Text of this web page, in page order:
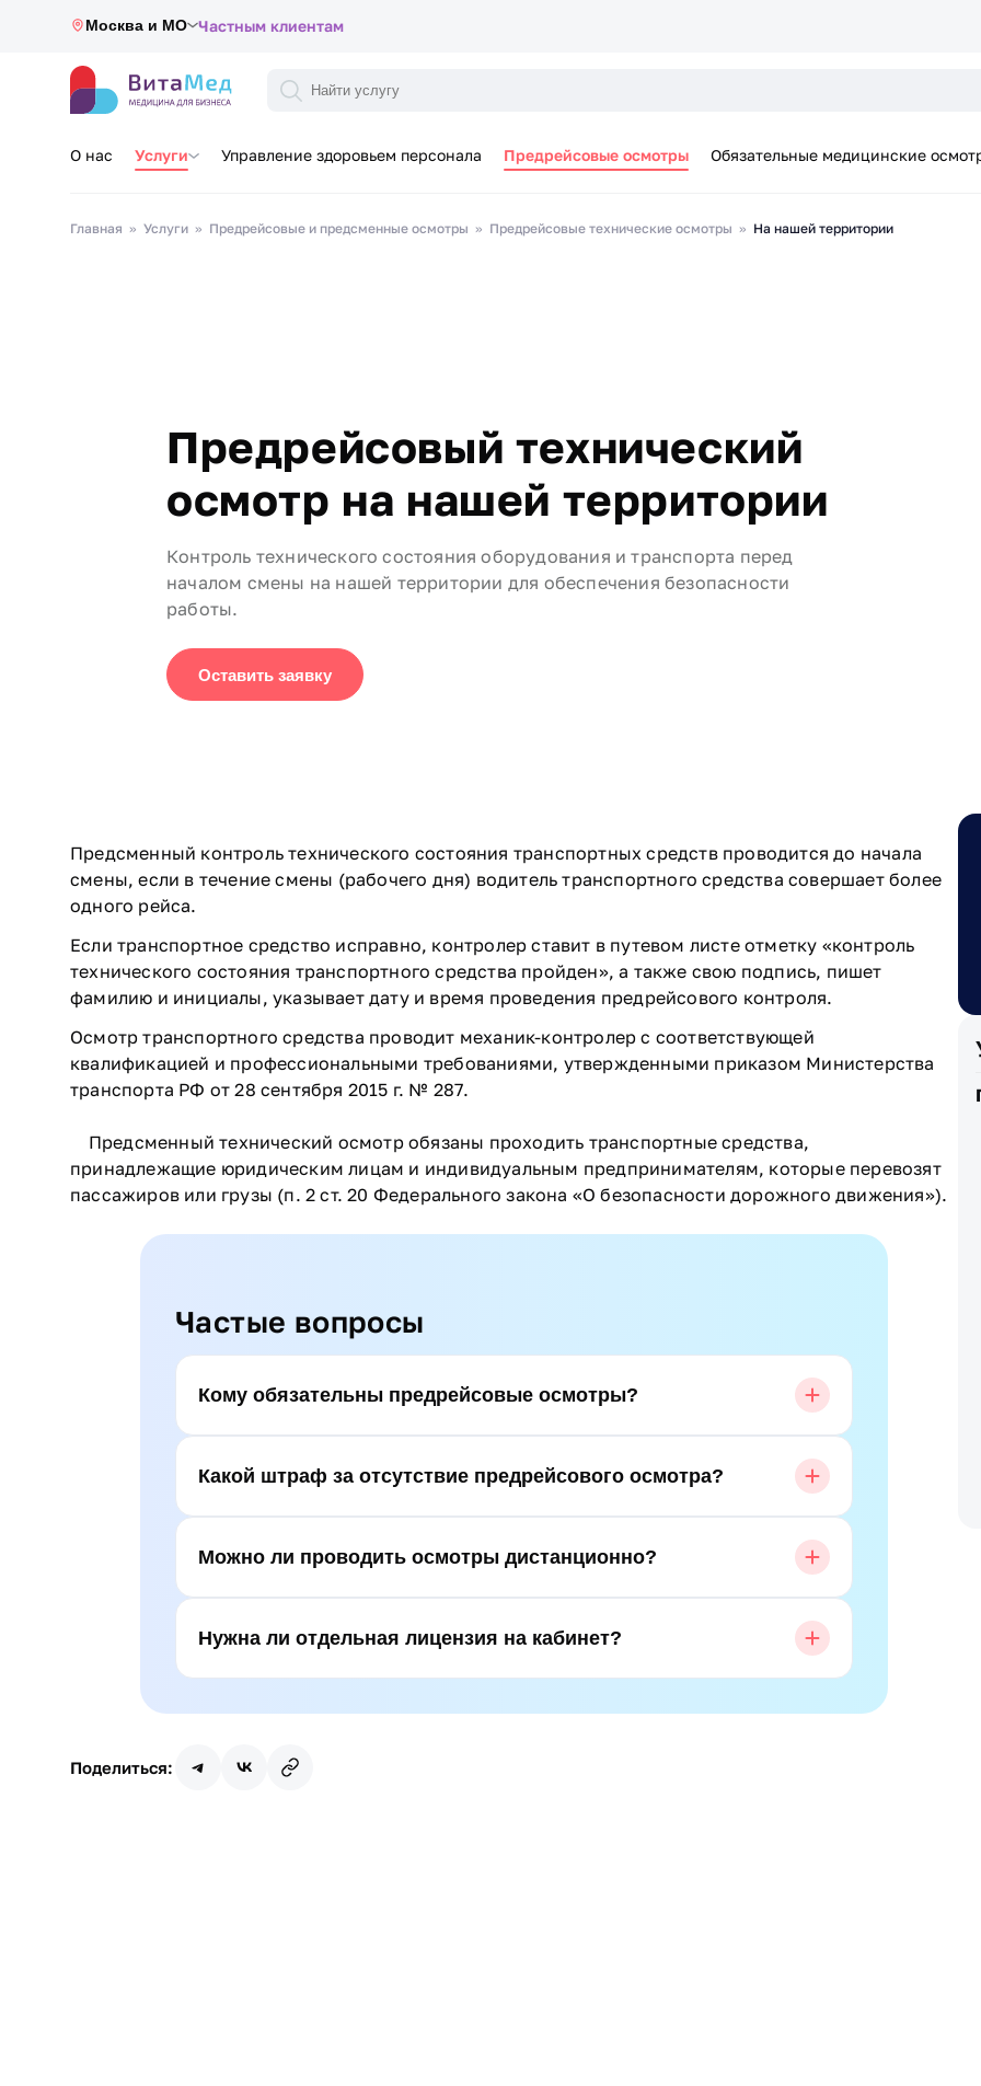
Москва и МО Частным клиентам
О нас Услуги Управление здоровьем персонала Предрейсовые осмотры Обязательные медицинские
Главная Услуги Предрейсовые и предсменные осмотры Предрейсовые технические осмотры На нашей территории
Предрейсовый технический
осмотр на нашей территории
Контроль технического состояния оборудования и транспорта перед
началом смены на нашей территории для обеспечения безопасности
работы.
Оставить заявку
Предсменный контроль технического состояния транспортных средств проводится до начала
смены, если в течение смены (рабочего дня) водитель транспортного средства совершает более
одного рейса.
Если транспортное средство исправно, контролер ставит в путевом листе отметку «контроль
технического состояния транспортного средства пройден», а также свою подпись, пишет
фамилию и инициалы, указывает дату и время проведения предрейсового контроля.
Осмотр транспортного средства проводит механик-контролер с соответствующей
квалификацией и профессиональными требованиями, утвержденными приказом Министерства
транспорта РФ от 28 сентября 2015 г. № 287.
Предсменный технический осмотр обязаны проходить транспортные средства,
принадлежащие юридическим лицам и индивидуальным предпринимателям, которые перевозят
пассажиров или грузы (п. 2 ст. 20 Федерального закона «О безопасности дорожного движения»).
Частые вопросы
Кому обязательны предрейсовые осмотры?
Какой штраф за отсутствие предрейсового осмотра?
Можно ли проводить осмотры дистанционно?
Нужна ли отдельная лицензия на кабинет?
Поделиться: